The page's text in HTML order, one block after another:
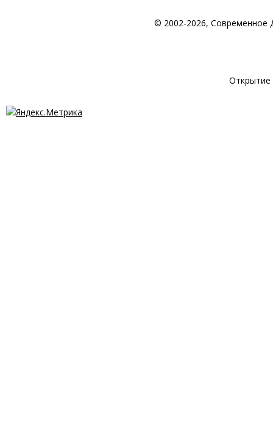
© 2002-2026, Современное
Открытие